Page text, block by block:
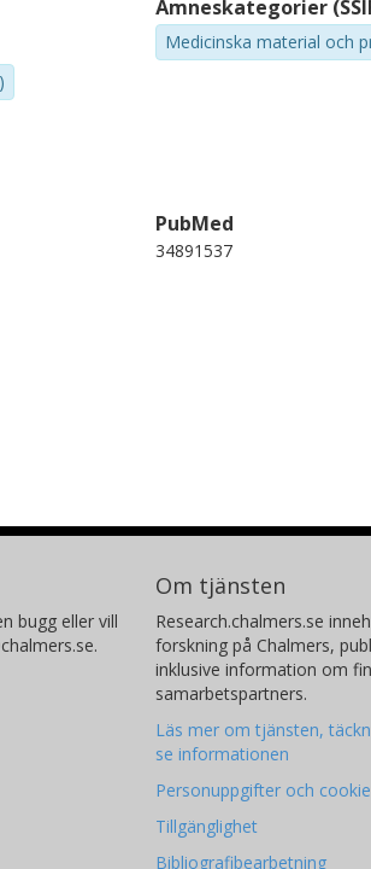
Ämneskategorier
Medicinska material och
PubMed
34891537
bugg eller vill
Om tjänsten
Research.chalmers.se
forskning på Chalmers,
inklusive information om
samarbetspartners.
Läs mer om tjänsten,
se informationen
Personuppgifter och
Tillgänglighet
Bibliografibearbetning